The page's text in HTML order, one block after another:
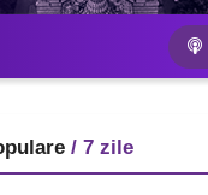
/ 7 zile